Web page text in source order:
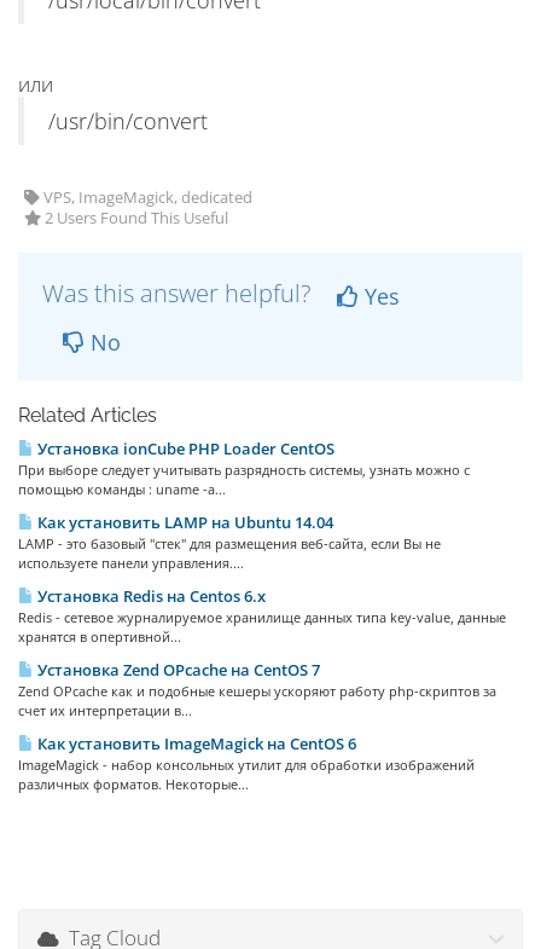
или
/usr/bin/convert
VPS, ImageMagick, dedicated
2 Users Found This Useful
Was this answer helpful?
Yes
No
Related Articles
Установка ionCube PHP Loader CentOS
При выборе следует учитывать разрядность системы, узнать можно с
помощью команды : uname -a...
Как установить LAMP на Ubuntu 14.04
LAMP - это базовый "стек" для размещения веб-сайта, если Вы не
используете панели управления....
Установка Redis на Centos 6.x
Redis - сетевое журналируемое хранилище данных типа key-value, данные
хранятся в опертивной...
Установка Zend OPcache на CentOS 7
Zend OPcache как и подобные кешеры ускоряют работу php-скриптов за
счет их интерпретации в...
Как установить ImageMagick на CentOS 6
ImageMagick - набор консольных утилит для обработки изображений
различных форматов. Некоторые...
Tag Cloud